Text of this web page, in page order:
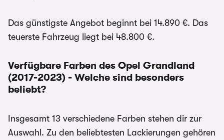
Das günstigste Angebot beginnt bei 14.890 €. Das
teuerste Fahrzeug liegt bei 48.800 €.
Verfügbare Farben des Opel Grandland
(2017-2023) - Welche sind besonders
beliebt?
Insgesamt 13 verschiedene Farben stehen dir zur
Auswahl. Zu den beliebtesten Lackierungen gehören